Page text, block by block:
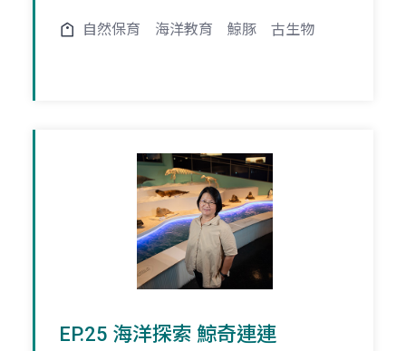
自然保育 海洋教育 鯨豚 古生物
EP.25 海洋探索 鯨奇連連